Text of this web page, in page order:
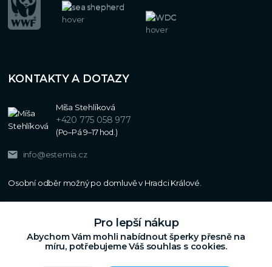
KONTAKTY A DOTAZY
Míša Stehlíková
+420 775 058 977
(Po–Pá 9–17 hod.)
info@estemia.cz
Pro lepší nákup
Abychom Vám mohli nabídnout šperky přesně na
míru, potřebujeme Váš souhlas s cookies.